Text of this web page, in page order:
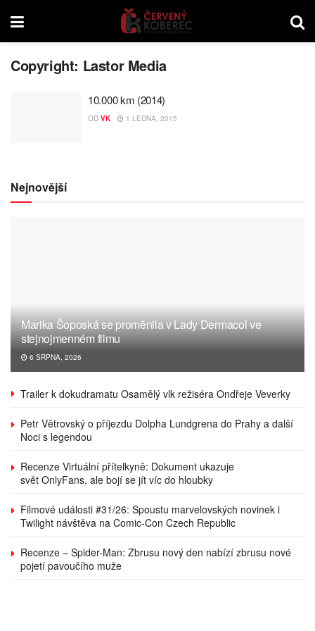
Copyright: Lastor Media
10.000 km (2014)
OD VK 1 LEDNA, 2015
Nejnovější
Marika Šoposká se proměnila v Lady Dermacol ve
stejnojmenném filmu
6 SRPNA, 2026
Trailer k dokudramatu Osamělý vlk režiséra Ondřeje Veverky
Petr Větrovský o příjezdu Dolpha Lundgrena do Prahy a další
Noci s legendou
Recenze Virtuální přítelkyně: Dokument ukazuje
svět OnlyFans, ale bojí se jít víc do hloubky
Filmové události #31/26: Spoustu marvelovských novinek i
Twilight návštěva na Comic-Con Czech Republic
Recenze – Spider-Man: Zbrusu nový den nabízí zbrusu nové
pojetí pavoučího muže